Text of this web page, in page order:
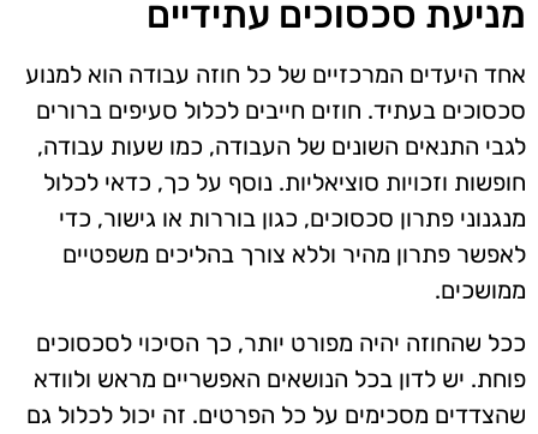
מניעת סכסוכים עתידיים
אחד היעדים המרכזיים של כל חוזה עבודה הוא למנוע
סכסוכים בעתיד. חוזים חייבים לכלול סעיפים ברורים
לגבי התנאים השונים של העבודה, כמו שעות עבודה,
חופשות וזכויות סוציאליות. נוסף על כך, כדאי לכלול
מנגנוני פתרון סכסוכים, כגון בוררות או גישור, כדי
לאפשר פתרון מהיר וללא צורך בהליכים משפטיים
ממושכים.
ככל שהחוזה יהיה מפורט יותר, כך הסיכוי לסכסוכים
פוחת. יש לדון בכל הנושאים האפשריים מראש ולוודא
שהצדדים מסכימים על כל הפרטים. זה יכול לכלול גם